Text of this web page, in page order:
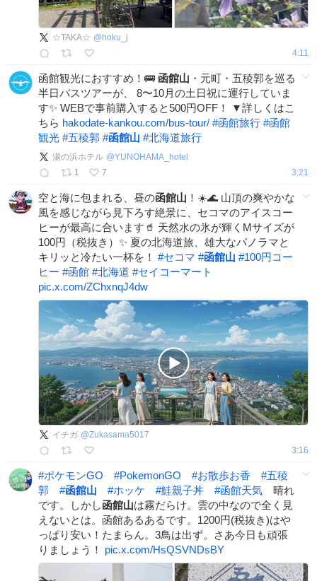
☆TAKA☆ @ hoku_j
4:11
函館観光におすすめ！🚌 函館山 ・元町・五稜郭を巡る
半日バスツアーが、 8〜10月の土日祝に運行していま
す✨ WEBで事前購入すると500円OFF！ ▼詳しくはこ
ちら hakodate-kankou.com/bus-tour/ #函館旅行 #函館
観光 #五稜郭 #函館山 #北海道旅行
湯の浜ホテル @YUNOHAMA_hotel
1
7 3:21
空と海に包まれる、昼の函館山 ！☀️🌊 ​山頂の爽やかな
風を感じながら見下ろす絶景に、セコマのアイスコー
ヒーが最高に合います🥤 天然水の氷が輝くMサイズが
100円（税抜き）✨ 夏の北海道旅、雄大なパノラマと
キリッと冷たい一杯を！ ​ #セコマ #函館山 #100円コー
ヒー #函館 #北海道 #セイコーマート
pic.x.com/ZChxnqJ4dw
イチガ @Zukasama5017
3:16
#ポケモンGO #PokemonGO #お散歩お香 #五稜
郭
#函館山 #ホッケ #鮭親子丼 #函館天気 晴れ
です。しかし函館山は霧だらけ。雲の中なので全く見
えないとは。函館あるあるです。1200円(税抜き)はや
っぱり安い！たまらん。3鳥は出ず。さあ今日も頑張
りましょう！ pic.x.com/HsQSVNDsBY